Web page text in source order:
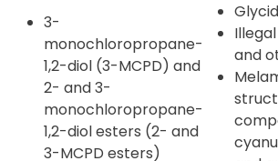
3-
monochloropropane-
1,2-diol (3-MCPD) and
2- and 3-
monochloropropane-
1,2-diol esters (2- and
3-MCPD esters)
and